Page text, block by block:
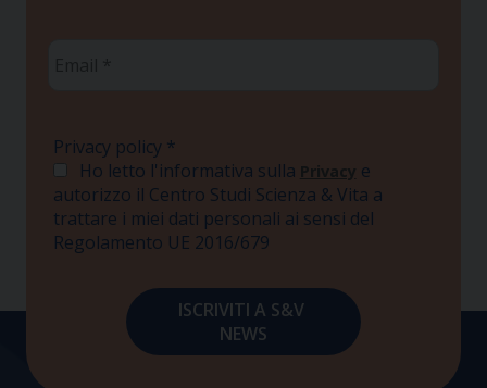
Privacy policy *
Ho letto l'informativa sulla Privacy e
autorizzo il Centro Studi Scienza & Vita a
trattare i miei dati personali ai sensi del
Regolamento UE 2016/679